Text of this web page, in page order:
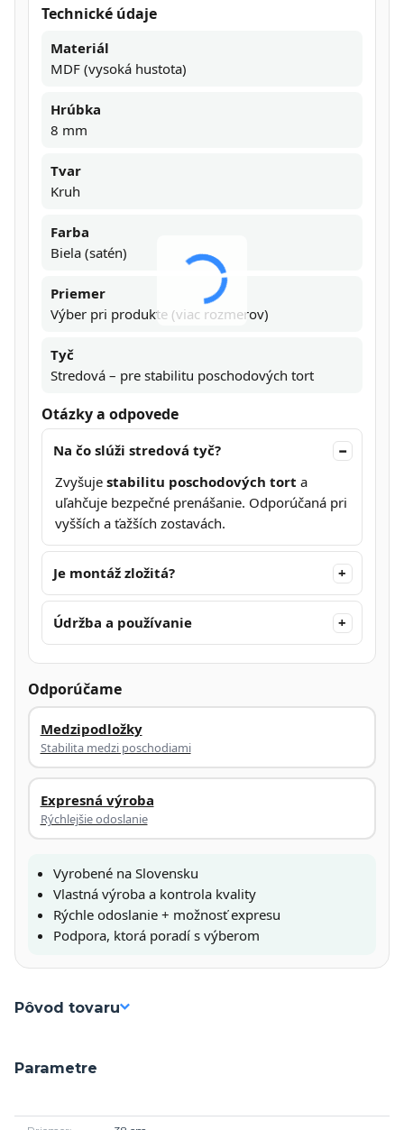
Technické údaje
Materiál
MDF (vysoká hustota)
Hrúbka
8 mm
Tvar
Kruh
Farba
Biela (satén)
Priemer
Výber pri produkte (viac rozmerov)
Tyč
Stredová – pre stabilitu poschodových tort
Otázky a odpovede
Na čo slúži stredová tyč?
Zvyšuje stabilitu poschodových tort a
uľahčuje bezpečné prenášanie. Odporúčaná pri
vyšších a ťažších zostavách.
Je montáž zložitá?
Údržba a používanie
Odporúčame
Medzipodložky
Stabilita medzi poschodiami
Expresná výroba
Rýchlejšie odoslanie
Vyrobené na Slovensku
Vlastná výroba a kontrola kvality
Rýchle odoslanie + možnosť expresu
Podpora, ktorá poradí s výberom
Pôvod tovaru
Parametre